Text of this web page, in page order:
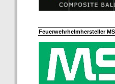
Feuerwehrhelmhersteller